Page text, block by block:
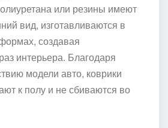
или резины имеют
вид, изготавливаются в
создавая
интерьера. Благодаря
модели авто, коврики
к полу и не сбиваются во